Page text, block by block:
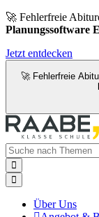
🚀 Fehlerfreie
Planungssoftware
Jetzt entdecken
🚀 Fehlerfreie


Über Uns